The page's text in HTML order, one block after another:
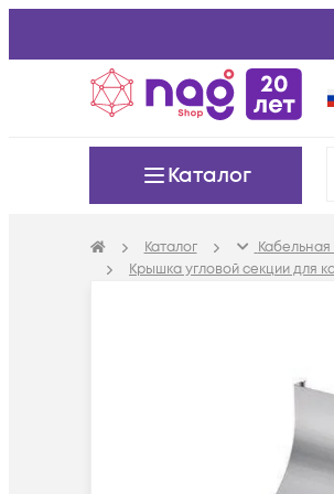
Каталог
Каталог
Крышка угловой секции для